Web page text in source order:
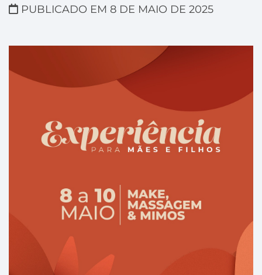
PUBLICADO EM 8 DE MAIO DE 2025